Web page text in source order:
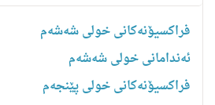
فراکسیۆنەکانی خولی شەشەم
ئەندامانی خولی شەشەم
فراکسیۆنەکانی خولی پێنجەم